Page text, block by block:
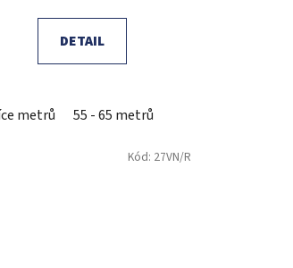
DETAIL
metrů 55 - 65 metrů
Kód: 27VN/R